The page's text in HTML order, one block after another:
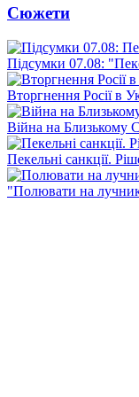
Сюжети
Підсумки 07.08:
Вторгнення Росії в
Війна на Близькому
Пекельні санкції.
"Полювати на